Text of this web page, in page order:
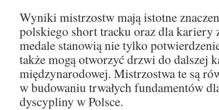
Wyniki mistrzostw mają istotne
polskiego short tracku oraz dla kariery
medale stanowią nie tylko
także mogą otworzyć drzwi do dalszej
międzynarodowej. Mistrzostwa te są
w budowaniu trwałych fundamentów
dyscypliny w Polsce.